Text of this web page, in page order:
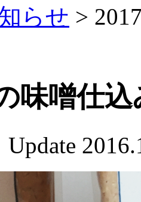
らせ >
味噌仕